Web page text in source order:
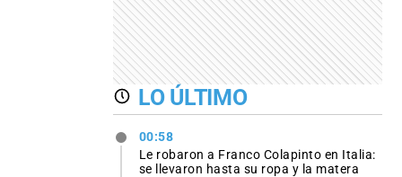
LO ÚLTIMO
00:58
Le robaron a Franco Colapinto en Italia:
se llevaron hasta su ropa y la matera